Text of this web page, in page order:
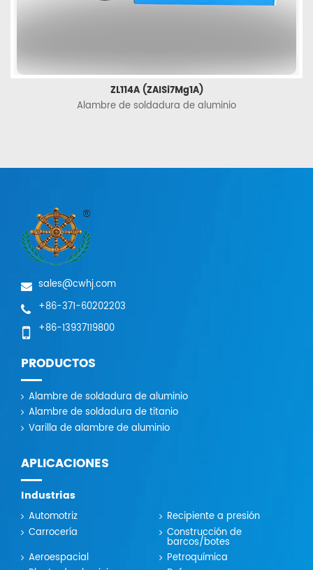
ZL114A (ZAlSi7Mg1A)
Alambre de soldadura de aluminio
sales@cwhj.com
+86-371-60202203
+86-13937119800
PRODUCTOS
Alambre de soldadura de aluminio
Alambre de soldadura de titanio
Varilla de alambre de aluminio
APLICACIONES
Industrias
Automotriz
Recipiente a presión
Carrocería
Construcción de
barcos/botes
Aeroespacial
Petroquímica